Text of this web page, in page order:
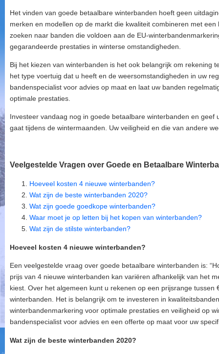
Het vinden van goede betaalbare winterbanden hoeft geen
merken en modellen op de markt die kwaliteit combineren met
zoeken naar banden die voldoen aan de EU-
gegarandeerde prestaties in winterse omstandigheden.
Bij het kiezen van winterbanden is het ook belangrijk om rekening
het type voertuig dat u heeft en de weersomstandigheden in uw
bandenspecialist voor advies op maat en laat uw banden
optimale prestaties.
Investeer vandaag nog in goede betaalbare winterbanden en geef
gaat tijdens de wintermaanden. Uw veiligheid en die van andere
Veelgestelde Vragen over Goede en Betaalbare
Hoeveel kosten 4 nieuwe winterbanden?
Wat zijn de beste winterbanden 2020?
Wat zijn goede goedkope winterbanden?
Waar moet je op letten bij het kopen van winterbanden?
Wat zijn de stilste winterbanden?
Hoeveel kosten 4 nieuwe winterbanden?
Een veelgestelde vraag over goede betaalbare winterbanden is:
prijs van 4 nieuwe winterbanden kan variëren afhankelijk van het
kiest. Over het algemeen kunt u rekenen op een prijsrange tussen
winterbanden. Het is belangrijk om te investeren in
winterbandenmarkering voor optimale prestaties en veiligheid op
bandenspecialist voor advies en een offerte op maat voor uw
Wat zijn de beste winterbanden 2020?